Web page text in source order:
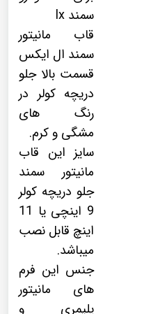
سمند lx
قاب مانیتور
سمند ال ایکس
قسمت بالا جلو
دریچه کولر در
رنگ های
مشگی و کرم.
سایز این قاب
مانیتور سمند
جلو دریچه کولر
9 اینچی یا 11
اینچ قابل نصب
میباشد.
جنس این فرم
های مانیتور
پلیمری و